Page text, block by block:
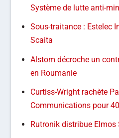
Système de lutte anti-
Sous-traitance : Estelec
Scaita
Alstom décroche un
en Roumanie
Curtiss-Wright rachète
Communications pour
Rutronik distribue